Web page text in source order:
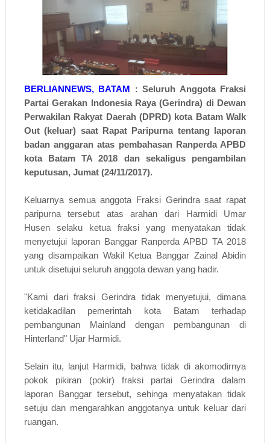
BERLIANNEWS, BATAM : Seluruh Anggota Fraksi
Partai Gerakan Indonesia Raya (Gerindra) di Dewan
Perwakilan Rakyat Daerah (DPRD) kota Batam Walk
Out (keluar) saat Rapat Paripurna tentang laporan
badan anggaran atas pembahasan Ranperda APBD
kota Batam TA 2018 dan sekaligus pengambilan
keputusan, Jumat (24/11/2017).
Keluarnya semua anggota Fraksi Gerindra saat rapat
paripurna tersebut atas arahan dari Harmidi Umar
Husen selaku ketua fraksi yang menyatakan tidak
menyetujui laporan Banggar Ranperda APBD TA 2018
yang disampaikan Wakil Ketua Banggar Zainal Abidin
untuk disetujui seluruh anggota dewan yang hadir.
"Kami dari fraksi Gerindra tidak menyetujui, dimana
ketidakadilan pemerintah kota Batam terhadap
pembangunan Mainland dengan pembangunan di
Hinterland" Ujar Harmidi.
Selain itu, lanjut Harmidi, bahwa tidak di akomodirnya
pokok pikiran (pokir) fraksi partai Gerindra dalam
laporan Banggar tersebut, sehinga menyatakan tidak
setuju dan mengarahkan anggotanya untuk keluar dari
ruangan.